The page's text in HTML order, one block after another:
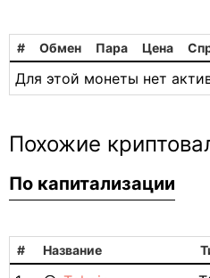
# Обмен Пара Цена
Для этой монеты нет
Похожие
По капитализации
# Название